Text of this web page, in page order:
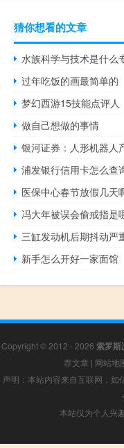
猜你想看的文章
水族科学与技术是什么
过年吃饭的画最简单的
梦幻西游15技能点评人
做自己想做的事情
银河证券：人形机器人
医保中心春节放假几天
冯大年被误会偷戒指是
三缸发动机后期抖动严
新手怎么开好一家面馆
Copyright © 2012 - 2026 索罗斯
荐文章 | 网站地
声明：本站内容来自互联网，
本站仅为个人兴